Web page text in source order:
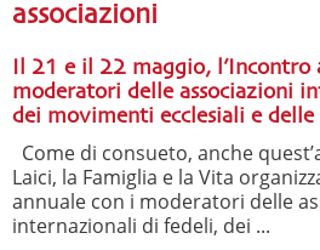
associazioni
Il 21 e il 22 maggio, l’Incontro
moderatori delle associazioni
dei movimenti ecclesiali e
Come di consueto, anche
Laici, la Famiglia e la Vita
annuale con i moderatori delle
internazionali di fedeli, dei ...